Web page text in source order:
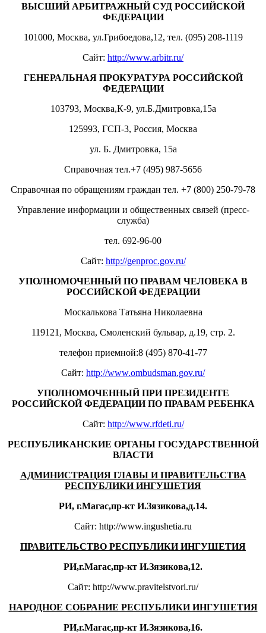
ВЫСШИЙ АРБИТРАЖНЫЙ СУД РОССИЙСКОЙ
ФЕДЕРАЦИИ
101000, Москва, ул.Грибоедова,12, тел. (095) 208-1119
Сайт: http://www.arbitr.ru/
ГЕНЕРАЛЬНАЯ ПРОКУРАТУРА РОССИЙСКОЙ
ФЕДЕРАЦИИ
103793, Москва,К-9, ул.Б.Дмитровка,15а
125993, ГСП-3, Россия, Москва
ул. Б. Дмитровка, 15а
Справочная тел.+7 (495) 987-5656
Справочная по обращениям граждан тел. +7 (800) 250-79-78
Управление информации и общественных связей (пресс-
служба)
тел. 692-96-00
Сайт: http://genproc.gov.ru/
УПОЛНОМОЧЕННЫЙ ПО ПРАВАМ ЧЕЛОВЕКА В
РОССИЙСКОЙ ФЕДЕРАЦИИ
Москалькова Татьяна Николаевна
119121, Москва, Смоленский бульвар, д.19, стр. 2.
телефон приемной:8 (495) 870-41-77
Сайт: http://www.ombudsman.gov.ru/
УПОЛНОМОЧЕННЫЙ ПРИ ПРЕЗИДЕНТЕ
РОССИЙСКОЙ ФЕДЕРАЦИИ ПО ПРАВАМ РЕБЕНКА
Сайт: http://www.rfdeti.ru/
РЕСПУБЛИКАНСКИЕ ОРГАНЫ ГОСУДАРСТВЕННОЙ
ВЛАСТИ
АДМИНИСТРАЦИЯ ГЛАВЫ И ПРАВИТЕЛЬСТВА
РЕСПУБЛИКИ ИНГУШЕТИЯ
РИ, г.Магас,пр-кт И.Зязикова,д.14.
Сайт: http://www.ingushetia.ru
ПРАВИТЕЛЬСТВО РЕСПУБЛИКИ ИНГУШЕТИЯ
РИ,г.Магас,пр-кт И.Зязикова,12.
Сайт: http://www.pravitelstvori.ru/
НАРОДНОЕ СОБРАНИЕ РЕСПУБЛИКИ ИНГУШЕТИЯ
РИ,г.Магас,пр-кт И.Зязикова,16.